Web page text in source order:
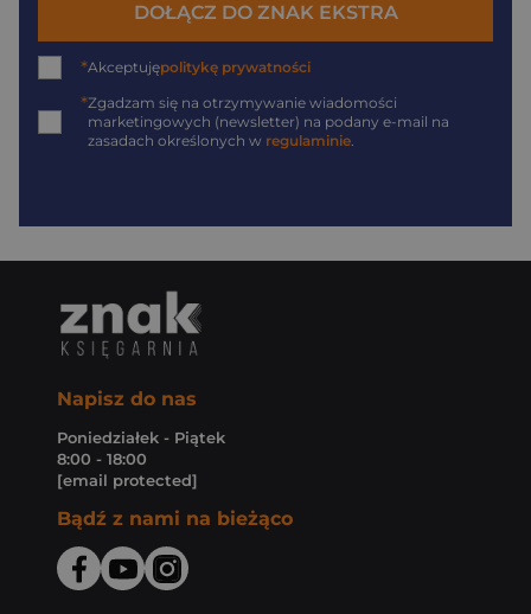
DOŁĄCZ DO ZNAK EKSTRA
*Akceptujępolitykę prywatności
*Zgadzam się na otrzymywanie wiadomości
marketingowych (newsletter) na podany e-mail na
zasadach określonych w regulaminie.
Napisz do nas
Poniedziałek - Piątek
8:00 - 18:00
[email protected]
Bądź z nami na bieżąco